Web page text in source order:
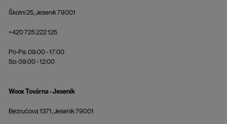
Školní 25, Jeseník 79001
+420 725 222 125
Po-Pá: 09:00 - 17:00
So: 09:00 - 12:00
Woox Továrna - Jeseník
Bezručova 1371, Jeseník 79001